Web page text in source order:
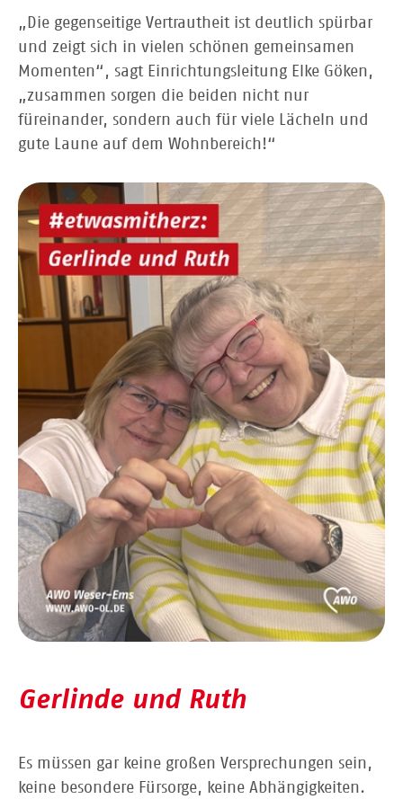
„Die gegenseitige Vertrautheit ist deutlich spürbar
und zeigt sich in vielen schönen gemeinsamen
Momenten“, sagt Einrichtungsleitung Elke Göken,
„zusammen sorgen die beiden nicht nur
füreinander, sondern auch für viele Lächeln und
gute Laune auf dem Wohnbereich!“
Gerlinde und Ruth
Es müssen gar keine großen Versprechungen sein,
keine besondere Fürsorge, keine Abhängigkeiten.